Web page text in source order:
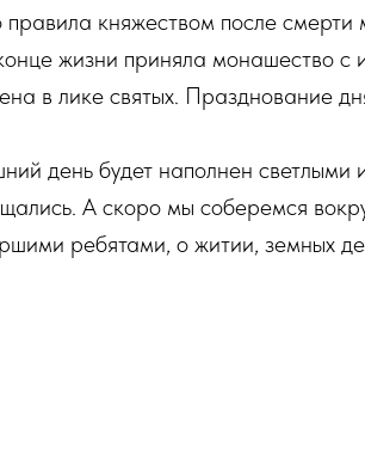
княжеством после смерти
жизни приняла монашество с
в лике святых. Празднование
день будет наполнен светлыми
А скоро мы соберемся
ребятами, о житии, земных